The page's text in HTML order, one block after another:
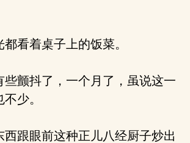
看着桌子上的饭菜。
颤抖了，一个月了，虽说这一
少。
跟眼前这种正儿八经厨子炒出